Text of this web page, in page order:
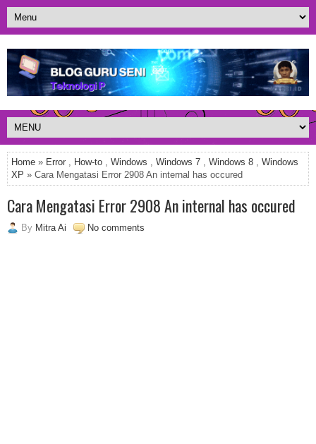
Home » Error How-to Windows Windows 7 Windows 8
Windows
XP » Cara Mengatasi Error 2908 An internal has occured
Cara Mengatasi Error 2908 An internal has occured
By Mitra Ai No comments